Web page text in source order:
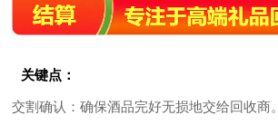
关键点：
交割确认 ：确保酒品完好无损地交给回收商。